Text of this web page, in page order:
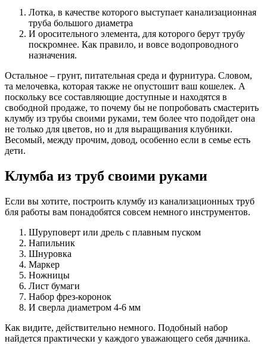
Лотка, в качестве которого выступает канализационная
труба большого диаметра
И оросительного элемента, для которого берут трубу
поскромнее. Как правило, и вовсе водопроводного
назначения.
Остальное – грунт, питательная среда и фурнитура. Словом,
та мелочевка, которая также не опустошит ваш кошелек. А
поскольку все составляющие доступные и находятся в
свободной продаже, то почему бы не попробовать смастерить
клумбу из трубы своими руками, тем более что подойдет она
не только для цветов, но и для выращивания клубники.
Весомый, между прочим, довод, особенно если в семье есть
дети.
Клумба из труб своими руками
Если вы хотите, построить клумбу из канализационных труб
бля работы вам понадобятся совсем немного инструментов.
Шуруповерт или дрель с плавным пуском
Напильник
Шнуровка
Маркер
Ножницы
Лист бумаги
Набор фрез-коронок
И сверла диаметром 4-6 мм
Как видите, действительно немного. Подобный набор
найдется практически у каждого уважающего себя дачника.